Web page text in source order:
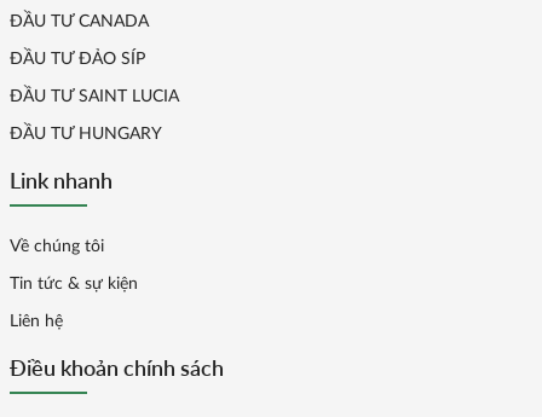
ĐẦU TƯ CANADA
ĐẦU TƯ ĐẢO SÍP
ĐẦU TƯ SAINT LUCIA
ĐẦU TƯ HUNGARY
Link nhanh
Về chúng tôi
Tin tức & sự kiện
Liên hệ
Điều khoản chính sách